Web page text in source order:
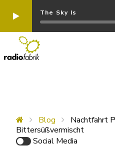
The Sky Is
Blog
Nachtfahrt
Bittersüßvermischt
Social Media